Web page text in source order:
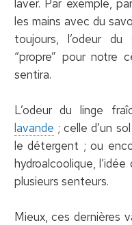
laver. Par exemple,
les mains avec du
toujours, l’odeur
“propre” pour notre
sentira.
L’odeur du linge
lavande ; celle d’un
le détergent ; ou
hydroalcoolique,
plusieurs senteurs.
Mieux, ces dernières